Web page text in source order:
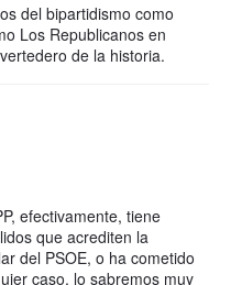
del bipartidismo como
Los Republicanos en
de la historia.
efectivamente, tiene
que acrediten la
del PSOE, o ha cometido
caso, lo sabremos muy